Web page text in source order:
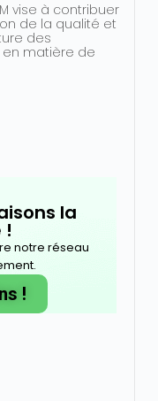
vise à contribuer
de la qualité et
des
en matière de
la
!
notre réseau
!